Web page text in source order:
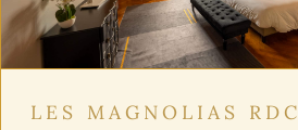
LES MAGNOLIAS RDC